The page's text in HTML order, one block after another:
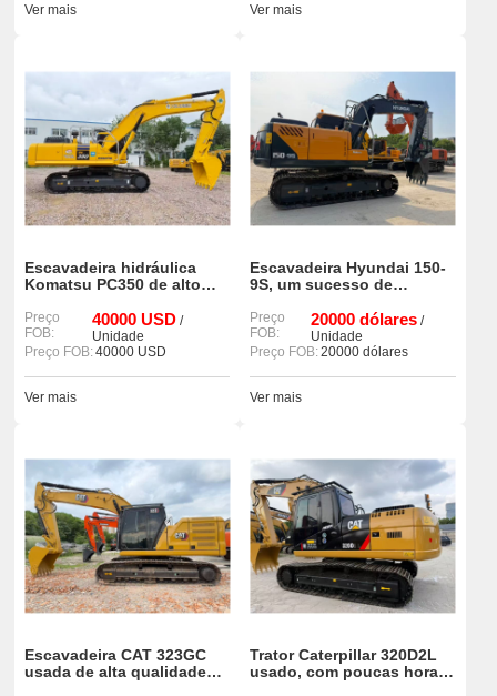
Ver mais Ver mais
Escavadeira hidráulica
Komatsu PC350 de alto
construção.
Preço
FOB:
40000 USD/
Unidade
Preço FOB:40000 USD
Ver mais
Escavadeira Hyundai 150-
9S, um sucesso de
de uso e em excelente
estado.
Preço
FOB:
20000 dólares /
Unidade
Preço FOB:20000 dólares
Ver mais
Escavadeira CAT 323GC
usada de alta qualidade
Trator Caterpillar 320D2L
usado, com poucas horas